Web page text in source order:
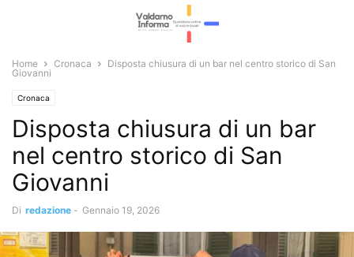
Home Cronaca
Disposta chiusura di un bar nel centro storico di San
Giovanni
Cronaca
Disposta chiusura di un bar
nel centro storico di San
Giovanni
Di redazione - Gennaio 19, 2026